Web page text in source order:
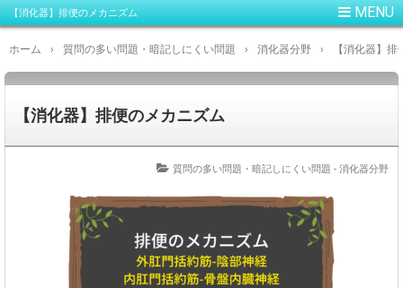
【消化器】排便のメカニズム
ホーム › 質問の多い問題・暗記しにくい問題 › 消化器分野 › 【消化器】
【消化器】排便のメカニズム
質問の多い問題・暗記しにくい問題 - 消化器分野